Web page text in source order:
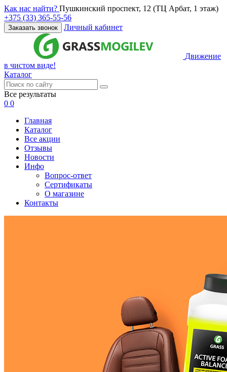
Как нас найти? Пушкинский проспект, 12 (ТЦ Арбат, 1 этаж)
+375 (33) 365-55-56
Заказать звонок Личный кабинет
Движение
в чистом виде!
Каталог
Все результаты
0 0
Главная
Каталог
Все акции
Отзывы
Новости
Инфо
Вопрос-ответ
Сертификаты
О магазине
Контакты